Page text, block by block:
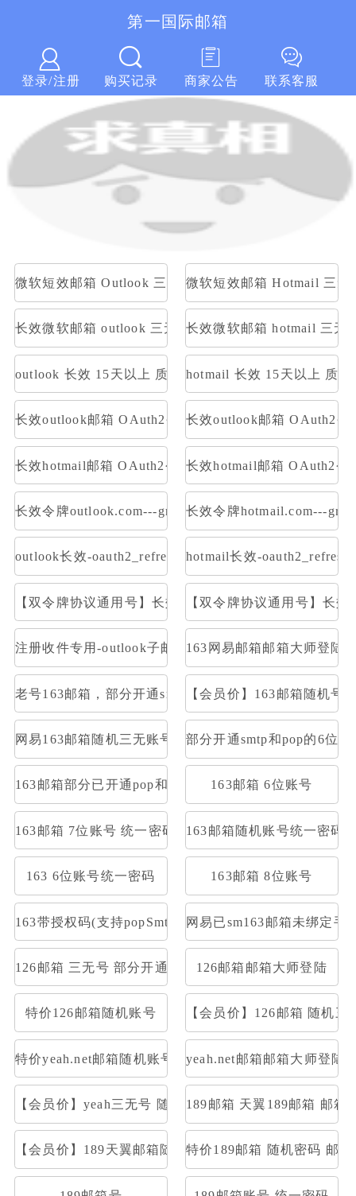
第一国际邮箱
登录/注册 购买记录 商家公告 联系客服
微软短效邮箱 Outlook 三无随机账号 随机密码
微软短效邮箱 Hotmail 三无
长效微软邮箱 outlook 三无随机账号 随机密码
长效微软邮箱 hotmail 三无
outlook 长效 15天以上 质保一周内首登hotmail 长效 15天以上 质
长效outlook邮箱 OAuth2令牌号【已触发7天】 支持
长效outlook邮箱 OAuth2令
长效hotmail邮箱 OAuth2令牌号【已触发7天】 支持
长效hotmail邮箱 OAuth2令
长效令牌outlook.com---graph取件长效令牌hotmail.com---
outlook长效-oauth2_refresh_token号 令牌号 邮件获取
hotmail长效-
【双令牌协议通用号】长效Outlook邮箱 支持Graph令牌
【双令牌协议通用号】长
注册收件专用-outlook子邮箱-OAuth2令牌号imap pop或
163网易邮箱邮箱大师登陆
老号163邮箱，部分开通smtp和pop【会员价】163邮箱随机号
网易163邮箱随机三无账号 部分开通smtp和pop的6位
163邮箱部分已开通pop和smtp网易邮箱3无可收发
163邮箱 6位账号
163邮箱 7位账号 统一密码 163邮箱随机账号统一密码
163 6位账号统一密码 163邮箱 8位账号
163带授权码(支持popSmtp) 网易已sm163邮箱未绑定手
126邮箱 三无号 部分开通stmp和pop126邮箱邮箱大师登陆
特价126邮箱随机账号 【会员价】126邮箱 随机
特价yeah.net邮箱随机账号 yeah.net邮箱邮箱大师登陆
【会员价】yeah三无号 随机密码部分开通stmp和pop
189邮箱 天翼189邮箱 邮箱
【会员价】189天翼邮箱随机号特价189邮箱 随机密码 邮